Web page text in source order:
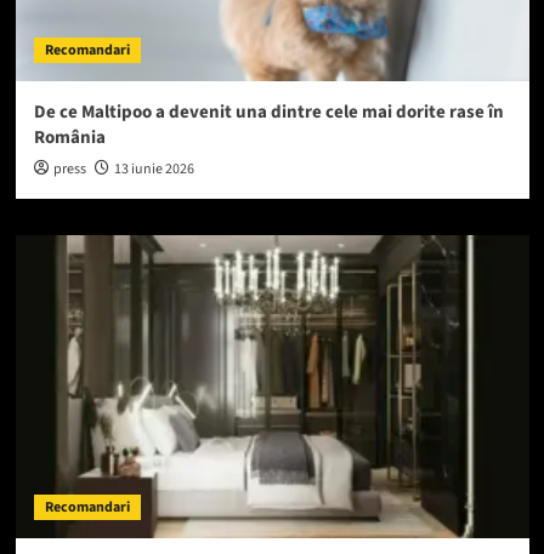
Recomandari
De ce Maltipoo a devenit una dintre cele mai dorite rase în
România
press 13 iunie 2026
Recomandari